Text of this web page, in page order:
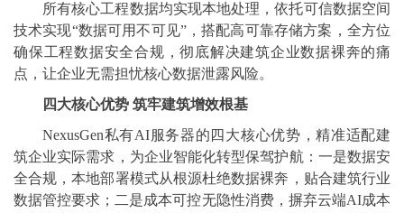
所有核心工程数据均实现本地处理，依托可信数据空间
技术实现“数据可用不可见”，搭配高可靠存储方案，全方位
确保工程数据安全合规，彻底解决建筑企业数据裸奔的痛
点，让企业无需担忧核心数据泄露风险。
四大核心优势 筑牢建筑增效根基
NexusGen私有AI服务器的四大核心优势，精准适配建
筑企业实际需求，为企业智能化转型保驾护航：一是数据安
全合规，本地部署模式从根源杜绝数据裸奔，贴合建筑行业
数据管控要求；二是成本可控无隐性消费，摒弃云端AI成本